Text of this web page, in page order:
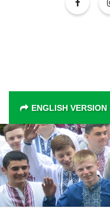
ENGLISH VERSION